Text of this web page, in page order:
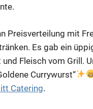
Preisverteilung mit
Es gab ein
und Fleisch vom Grill.
Currywurst“
Catering.